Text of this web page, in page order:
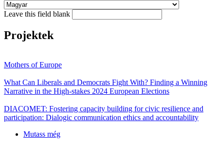
Leave this field blank
Projektek
Mothers of Europe
What Can Liberals and Democrats Fight With? Finding a Winning
Narrative in the High-stakes 2024 European Elections
DIACOMET: Fostering capacity building for civic resilience and
participation: Dialogic communication ethics and accountability
Mutass még